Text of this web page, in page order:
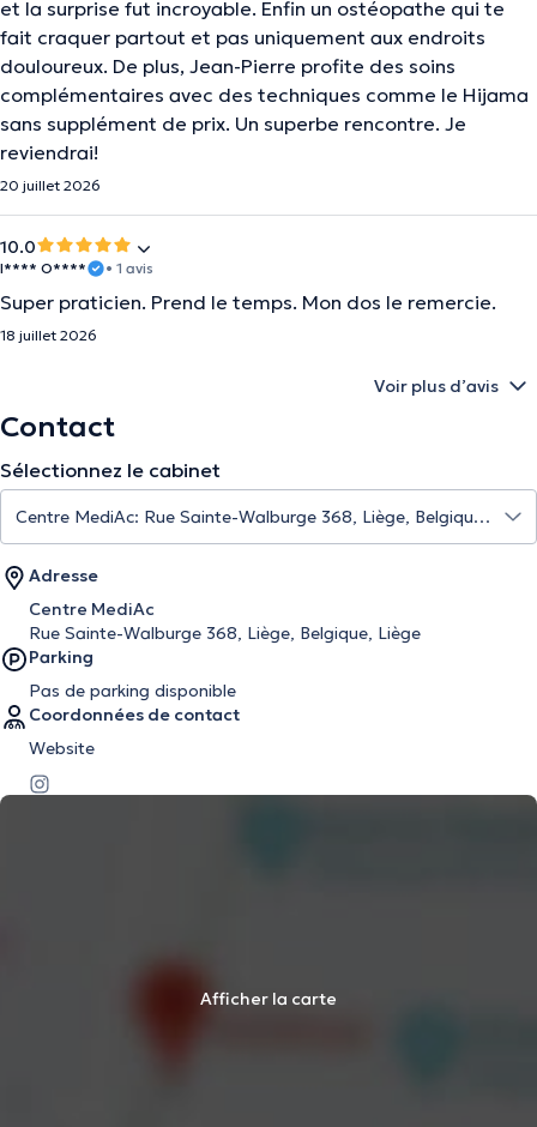
et la surprise fut incroyable. Enfin un ostéopathe qui te
fait craquer partout et pas uniquement aux endroits
douloureux. De plus, Jean-Pierre profite des soins
complémentaires avec des techniques comme le Hijama
sans supplément de prix. Un superbe rencontre. Je
reviendrai!
20 juillet 2026
10.0
I**** O**** • 1 avis
Super praticien. Prend le temps. Mon dos le remercie.
18 juillet 2026
Voir plus d’avis
Contact
Sélectionnez le cabinet
Adresse
Centre MediAc
Rue Sainte-Walburge 368, Liège, Belgique, Liège
Parking
Pas de parking disponible
Coordonnées de contact
Website
Afficher la carte